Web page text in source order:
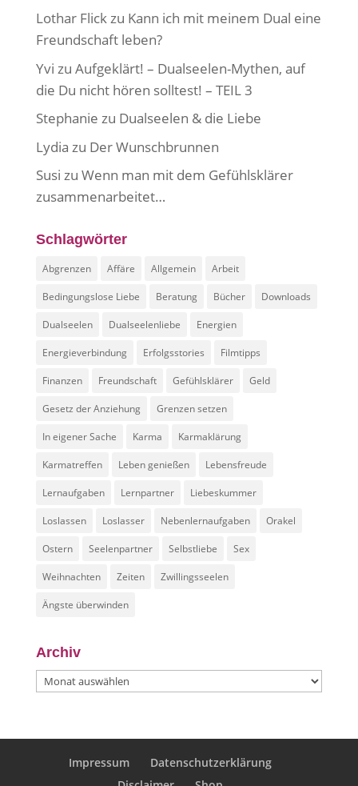
Lothar Flickzu Kann ich mit meinem Dual eine
Freundschaft leben?
Yvi zu Aufgeklärt! – Dualseelen-Mythen, auf
die Du nicht hören solltest! – TEIL 3
Stephanie zu Dualseelen & die Liebe
Lydia zu Der Wunschbrunnen
Susi zu Wenn man mit dem Gefühlsklärer
zusammenarbeitet…
Schlagwörter
Abgrenzen Affäre Allgemein Arbeit
Bedingungslose Liebe Beratung Bücher Downloads
Dualseelen Dualseelenliebe Energien
Energieverbindung Erfolgsstories Filmtipps
Finanzen Freundschaft Gefühlsklärer Geld
Gesetz der Anziehung Grenzen setzen
In eigener Sache Karma Karmaklärung
Karmatreffen Leben genießen Lebensfreude
Lernaufgaben Lernpartner Liebeskummer
Loslassen Loslasser Nebenlernaufgaben Orakel
Ostern Seelenpartner Selbstliebe Sex
Weihnachten Zeiten Zwillingsseelen
Ängste überwinden
Archiv
Archiv
Impressum
Datenschutzerklärung